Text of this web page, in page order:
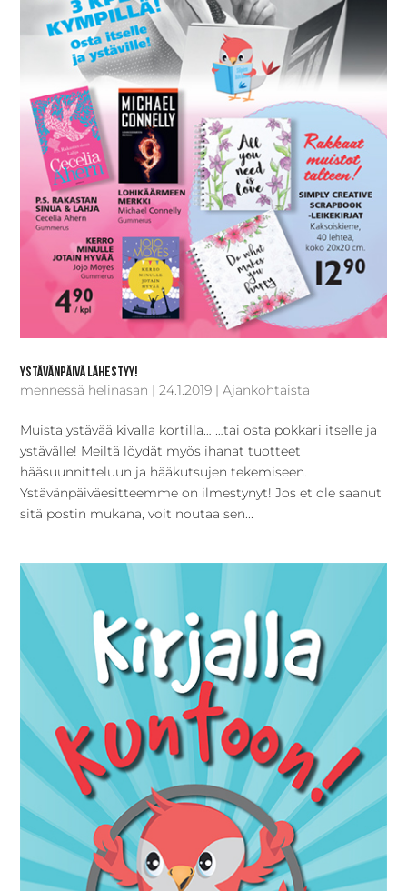
Ystävänpäivä lähestyy!
mennessä helinasan |24.1.2019 |Ajankohtaista
Muista ystävää kivalla kortilla… …tai osta pokkari itselle ja
ystävälle! Meiltä löydät myös ihanat tuotteet
hääsuunnitteluun ja hääkutsujen tekemiseen.
Ystävänpäiväesitteemme on ilmestynyt! Jos et ole saanut
sitä postin mukana, voit noutaa sen...